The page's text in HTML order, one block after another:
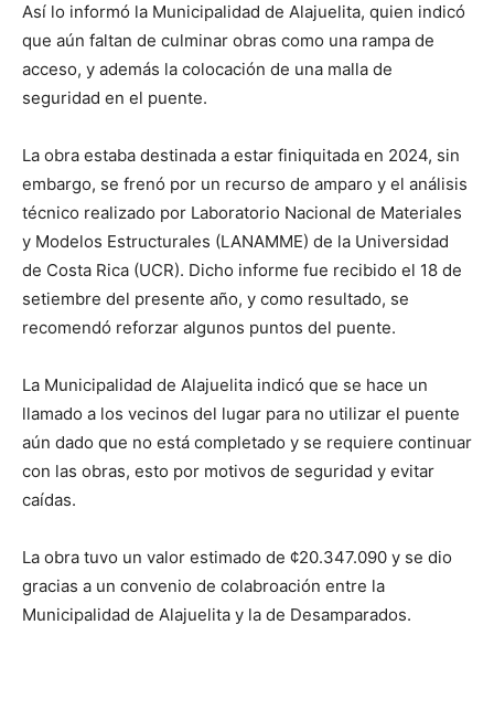
Así lo informó la Municipalidad de Alajuelita, quien indicó
que aún faltan de culminar obras como una rampa de
acceso, y además la colocación de una malla de
seguridad en el puente.
La obra estaba destinada a estar finiquitada en 2024, sin
embargo, se frenó por un recurso de amparo y el análisis
técnico realizado por Laboratorio Nacional de Materiales
y Modelos Estructurales (LANAMME) de la Universidad
de Costa Rica (UCR). Dicho informe fue recibido el 18 de
setiembre del presente año, y como resultado, se
recomendó reforzar algunos puntos del puente.
La Municipalidad de Alajuelita indicó que se hace un
llamado a los vecinos del lugar para no utilizar el puente
aún dado que no está completado y se requiere continuar
con las obras, esto por motivos de seguridad y evitar
caídas.
La obra tuvo un valor estimado de ¢20.347.090 y se dio
gracias a un convenio de colabroación entre la
Municipalidad de Alajuelita y la de Desamparados.